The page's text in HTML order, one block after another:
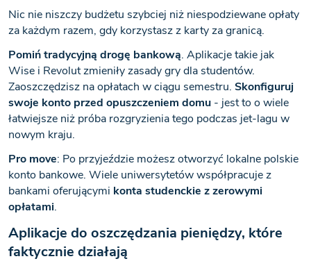
Nic nie niszczy budżetu szybciej niż niespodziewane opłaty
za każdym razem, gdy korzystasz z karty za granicą.
Pomiń tradycyjną drogę bankową. Aplikacje takie jak
Wise i Revolut zmieniły zasady gry dla studentów.
Zaoszczędzisz na opłatach w ciągu semestru. Skonfiguruj
swoje konto przed opuszczeniem domu - jest to o wiele
łatwiejsze niż próba rozgryzienia tego podczas jet-lagu w
nowym kraju.
Pro move: Po przyjeździe możesz otworzyć lokalne polskie
konto bankowe. Wiele uniwersytetów współpracuje z
bankami oferującymi konta studenckie z zerowymi
opłatami.
Aplikacje do oszczędzania pieniędzy, które
faktycznie działają